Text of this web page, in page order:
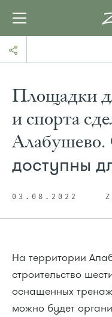
Площадки
и спорта
Алабушево.
доступны
03.08.2022
На территории
строительство
оснащенных
можно будет